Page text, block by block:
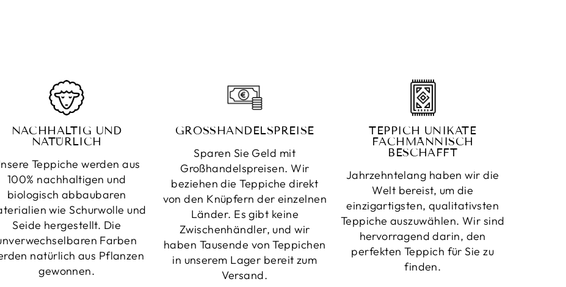
NACHHALTIG UND
NATÜRLICH
Teppiche werden aus
100% nachhaltigen und
biologisch abbaubaren
wie Schurwolle und
Seide hergestellt. Die
Farben
natürlich aus Pflanzen
gewonnen.
GROSSHANDELSPREISE
Sparen Sie Geld mit
Großhandelspreisen. Wir
beziehen die Teppiche direkt
von den Knüpfern der einzelnen
Länder. Es gibt keine
Zwischenhändler, und wir
haben Tausende von Teppichen
in unserem Lager bereit zum
Versand.
TEPPICH UNIKATE
FACHMÄNNISCH
BESCHAFFT
Jahrzehntelang haben wir die
Welt bereist, um die
einzigartigsten, qualitativsten
Teppiche auszuwählen. Wir sind
hervorragend darin, den
perfekten Teppich für Sie zu
finden.
ABONNIEREN SIE UNSEREN NEWSLETTER
UND ERHALTEN SIE EINEN 5% RABATTCODE!
E-
MAIL
ABONNIEREN
Nein danke